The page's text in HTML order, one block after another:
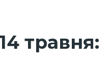
травня: